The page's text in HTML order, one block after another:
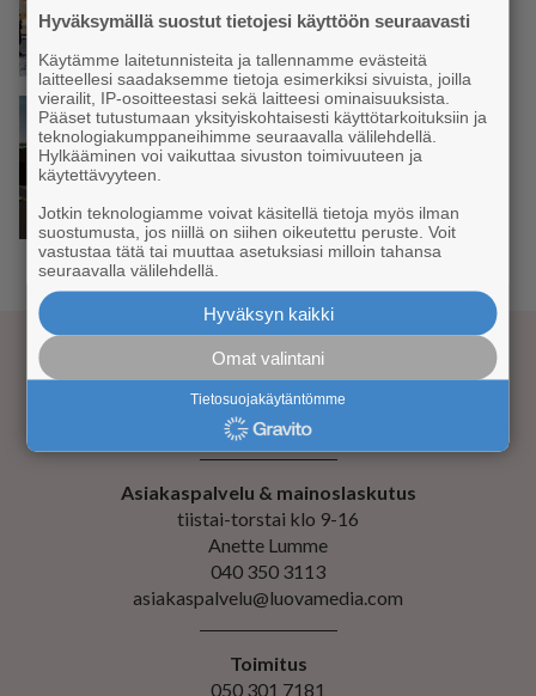
vuokraamon eturinteiden juureen
Kittilän uuden K-Supermarketin
avajaisia vietetään 6. heinäkuuta
‹ 1
Kustantaja Luova Media Oy
Evästeiden hallinta
Asiakaspalvelu & mainoslaskutus
tiistai-torstai klo 9-16
Anette Lumme
040 350 3113
asiakaspalvelu@luovamedia.com
Toimitus
050 301 7181
Hyväksymällä suostut tietojesi käyttöön seuraavasti
Käytämme laitetunnisteita ja tallennamme evästeitä
laitteellesi saadaksemme tietoja esimerkiksi sivuista, joilla
vierailit, IP-osoitteestasi sekä laitteesi ominaisuuksista.
Pääset tutustumaan yksityiskohtaisesti käyttötarkoituksiin ja
teknologiakumppaneihimme seuraavalla välilehdellä.
Hylkääminen voi vaikuttaa sivuston toimivuuteen ja
käytettävyyteen.
Jotkin teknologiamme voivat käsitellä tietoja myös ilman
suostumusta, jos niillä on siihen oikeutettu peruste. Voit
vastustaa tätä tai muuttaa asetuksiasi milloin tahansa
seuraavalla välilehdellä.
Hyväksyn kaikki
Omat valintani
Tietosuojakäytäntömme